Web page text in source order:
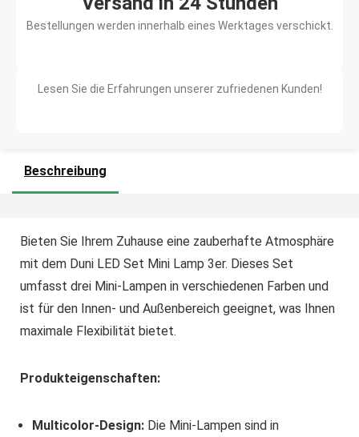
Bestellungen werden innerhalb eines Werktages verschickt.
Lesen Sie die Erfahrungen unserer zufriedenen Kunden!
Beschreibung
Bieten Sie Ihrem Zuhause eine zauberhafte Atmosphäre
mit dem Duni LED Set Mini Lamp 3er. Dieses Set
umfasst drei Mini-Lampen in verschiedenen Farben und
ist für den Innen- und Außenbereich geeignet, was Ihnen
maximale Flexibilität bietet.
Produkteigenschaften:
Multicolor-Design:Die Mini-Lampen sind in